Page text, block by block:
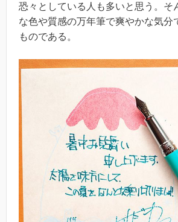
恐々としている人も多いと思う。そ
な色や質感の万年筆で爽やかな気分
ものである。